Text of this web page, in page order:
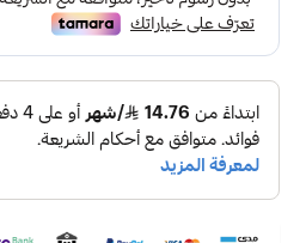
المواصفات :
اللون : الخشب
المقاس : 38 سم
طول نزول السلك : 2 متر
عدد اللمبات : 1 لمبة
مقاس قاعدة الانارة : E27